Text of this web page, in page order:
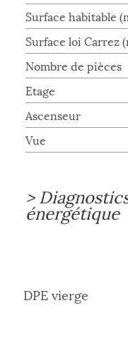
Surface habitable
Surface loi Carrez
Nombre de pièces
Etage
Ascenseur
Vue
>
énergétique
DPE vierge